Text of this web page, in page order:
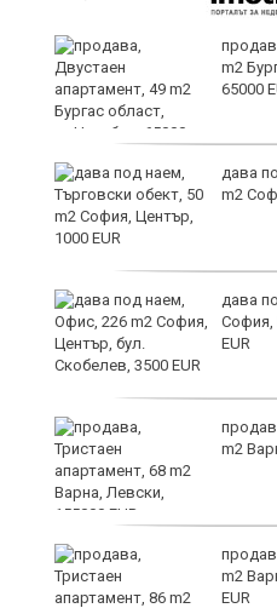
m2
65000
дава
m2
дава
София,
EUR
m2
m2
EUR